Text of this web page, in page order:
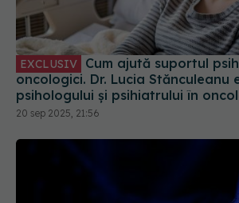
EXCLUSIV Cum ajută suportul psihologic pacienții
oncologici. Dr. Lucia Stănculeanu
psihologului și psihiatrului în
20 sep 2025, 21:56